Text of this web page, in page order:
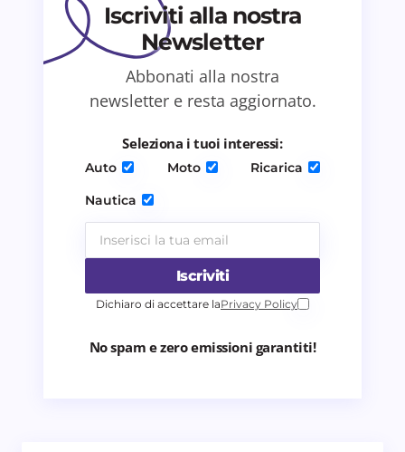
Salva il mio nome e email in questo browser
per il prossimo commento.
Invia commento
Iscriviti alla nostra
Newsletter
Abbonati alla nostra
newsletter e resta aggiornato.
Seleziona i tuoi interessi:
Auto Moto
Ricarica
Nautica
Iscriviti
Dichiaro di accettare laPrivacy Policy
No spam e zero emissioni garantiti!